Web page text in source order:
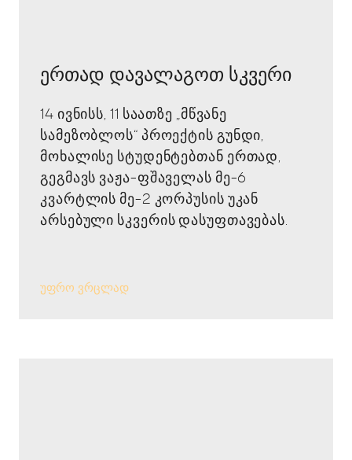
ერთად დავალაგოთ სკვერი
14 ივნისს, 11 საათზე „მწვანე
სამეზობლოს“ პროექტის გუნდი,
მოხალისე სტუდენტებთან ერთად,
გეგმავს ვაჟა-ფშაველას მე-6
კვარტლის მე-2 კორპუსის უკან
არსებული სკვერის დასუფთავებას.
უფრო ვრცლად